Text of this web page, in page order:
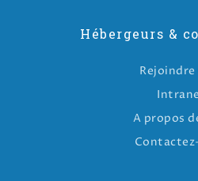
Hébergeurs &
Rejoindre
A propos